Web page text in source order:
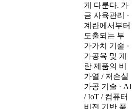
게 다룬다. 가
금 사육관리 ·
계란에서부터
도출되는 부
가가치 기술 ·
가공육 및 계
란 제품의 비
가열 / 저손실
가공 기술 · AI
/ IoT / 컴퓨터
비전 기반 품